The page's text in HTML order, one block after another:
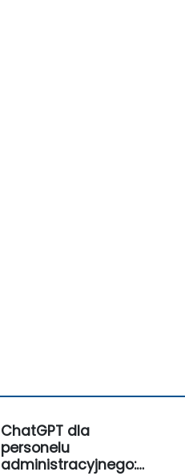
ChatGPT dla
personelu
administracyjnego: